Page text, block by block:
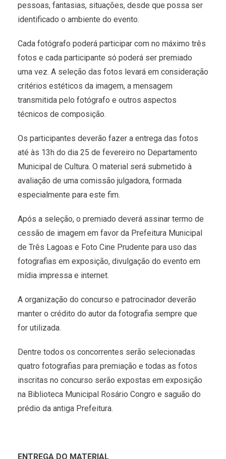
pessoas, fantasias, situações, desde que possa ser
identificado o ambiente do evento.
Cada fotógrafo poderá participar com no máximo três
fotos e cada participante só poderá ser premiado
uma vez. A seleção das fotos levará em consideração
critérios estéticos da imagem, a mensagem
transmitida pelo fotógrafo e outros aspectos
técnicos de composição.
Os participantes deverão fazer a entrega das fotos
até às 13h do dia 25 de fevereiro no Departamento
Municipal de Cultura. O material será submetido à
avaliação de uma comissão julgadora, formada
especialmente para este fim.
Após a seleção, o premiado deverá assinar termo de
cessão de imagem em favor da Prefeitura Municipal
de Três Lagoas e Foto Cine Prudente para uso das
fotografias em exposição, divulgação do evento em
mídia impressa e internet.
A organização do concurso e patrocinador deverão
manter o crédito do autor da fotografia sempre que
for utilizada.
Dentre todos os concorrentes serão selecionadas
quatro fotografias para premiação e todas as fotos
inscritas no concurso serão expostas em exposição
na Biblioteca Municipal Rosário Congro e saguão do
prédio da antiga Prefeitura.
ENTREGA DO MATERIAL